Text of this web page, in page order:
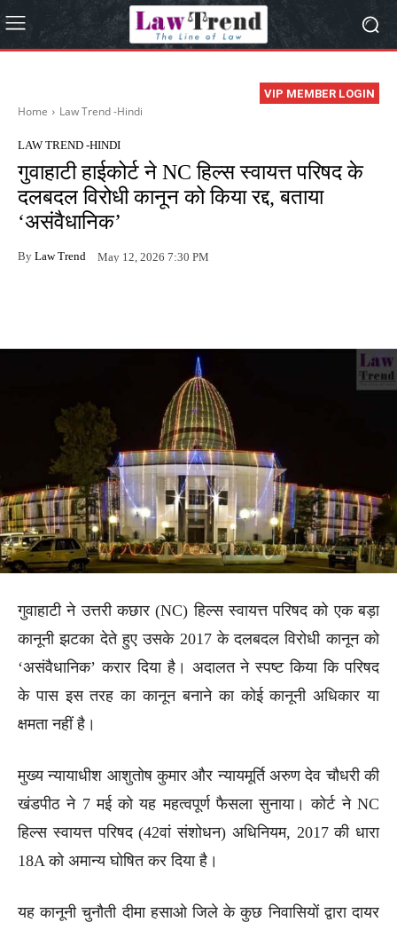
VIP MEMBER LOGIN
Home Law Trend -Hindi
LAW TREND -HINDI
गुवाहाटी हाईकोर्ट ने NC हिल्स स्वायत्त परिषद के
दलबदल विरोधी कानून को किया रद्द, बताया
‘असंवैधानिक’
By Law Trend May 12, 2026 7:30 PM
गुवाहाटी ने उत्तरी कछार (NC) हिल्स स्वायत्त परिषद को एक बड़ा
कानूनी झटका देते हुए उसके 2017 के दलबदल विरोधी कानून को
‘असंवैधानिक’ करार दिया है। अदालत ने स्पष्ट किया कि परिषद
के पास इस तरह का कानून बनाने का कोई कानूनी अधिकार या
क्षमता नहीं है।
मुख्य न्यायाधीश आशुतोष कुमार और न्यायमूर्ति अरुण देव चौधरी की
खंडपीठ ने 7 मई को यह महत्वपूर्ण फैसला सुनाया। कोर्ट ने NC
हिल्स स्वायत्त परिषद (42वां संशोधन) अधिनियम, 2017 की धारा
18A को अमान्य घोषित कर दिया है।
यह कानूनी चुनौती दीमा हसाओ जिले के कुछ निवासियों द्वारा दायर